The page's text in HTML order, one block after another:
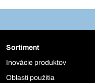
Sortiment
Inovácie produktov
Oblasti použitia